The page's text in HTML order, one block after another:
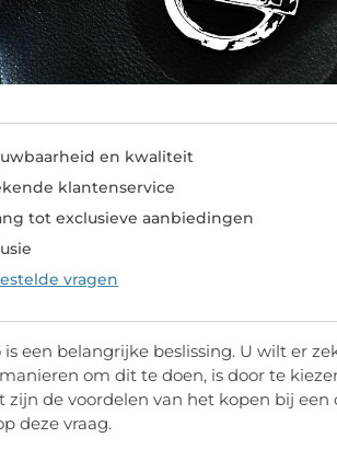
en kwaliteit
klantenservice
tot exclusieve aanbiedingen
vragen
een belangrijke beslissing. U wilt er
om dit te doen, is door te
zijn de voordelen van het kopen bij een
deze vraag.